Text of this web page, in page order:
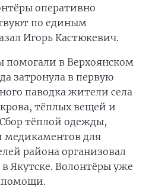
оперативно
по единым
Игорь Кастюкевич.
помогали в Верхоянском
затронула в первую
паводка жители села
тёплых вещей и
тёплой одежды,
медикаментов для
района организовал
Якутске. Волонтёры уже